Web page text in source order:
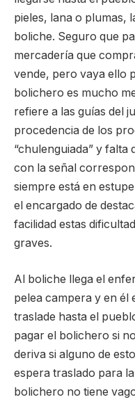
pieles, lana o plumas,
boliche. Seguro que
mercadería que
vende, pero vaya ello
bolichero es mucho
refiere a las guías del
procedencia de los
“chulenguiada” y falta
con la señal
siempre está en
el encargado de
facilidad estas
graves.
Al boliche llega el
pelea campera y en él
traslade hasta el
pagar el bolichero si
deriva si alguno de
espera traslado para
bolichero no tiene